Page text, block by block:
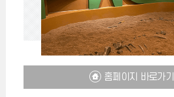
홈페이지 바로가기